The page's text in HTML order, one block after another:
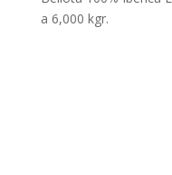
a 6,000 kgr.